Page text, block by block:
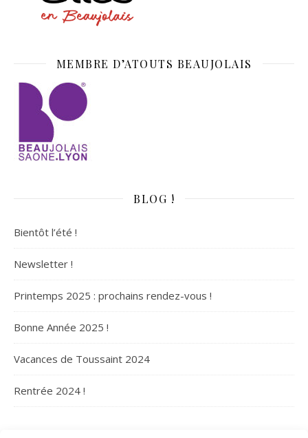
MEMBRE D’ATOUTS BEAUJOLAIS
BLOG !
Bientôt l’été !
Newsletter !
Printemps 2025 : prochains rendez-vous !
Bonne Année 2025 !
Vacances de Toussaint 2024
Rentrée 2024 !